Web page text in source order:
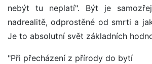
nebýt tu neplatí". Být je
nadrealitě, odprostěné od smrti a
Je to absolutní svět základních
"Při přecházení z přírody do bytí